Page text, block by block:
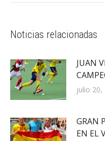
Noticias relacionadas
JUAN
julio 20,
GRAN
EN EL